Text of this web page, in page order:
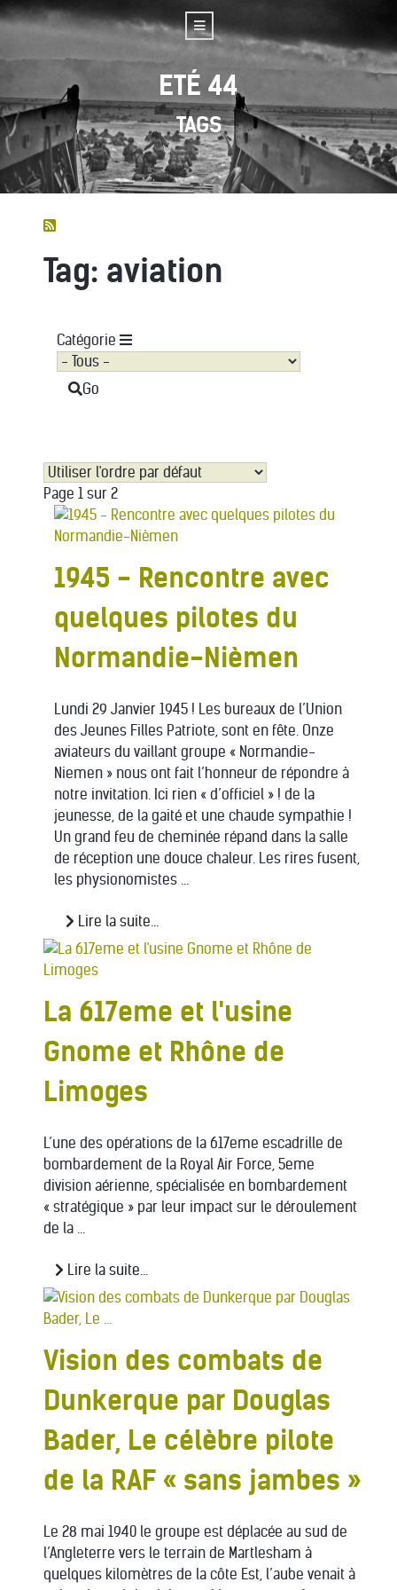
ETÉ 44
TAGS
Tag: aviation
Catégorie
Go
Page 1 sur 2
1945 - Rencontre avec
quelques pilotes du
Normandie-Nièmen
Lundi 29 Janvier 1945 ! Les bureaux de l’Union
des Jeunes Filles Patriote, sont en fête. Onze
aviateurs du vaillant groupe « Normandie-
Niemen » nous ont fait l’honneur de répondre à
notre invitation. Ici rien « d’officiel » ! de la
jeunesse, de la gaité et une chaude sympathie !
Un grand feu de cheminée répand dans la salle
de réception une douce chaleur. Les rires fusent,
les physionomistes ...
Lire la suite...
La 617eme et l'usine
Gnome et Rhône de
Limoges
L’une des opérations de la 617eme escadrille de
bombardement de la Royal Air Force, 5eme
division aérienne, spécialisée en bombardement
« stratégique » par leur impact sur le déroulement
de la ...
Lire la suite...
Vision des combats de
Dunkerque par Douglas
Bader, Le célèbre pilote
de la RAF « sans jambes »
Le 28 mai 1940 le groupe est déplacée au sud de
l’Angleterre vers le terrain de Martlesham à
quelques kilomètres de la côte Est, l’aube venait à